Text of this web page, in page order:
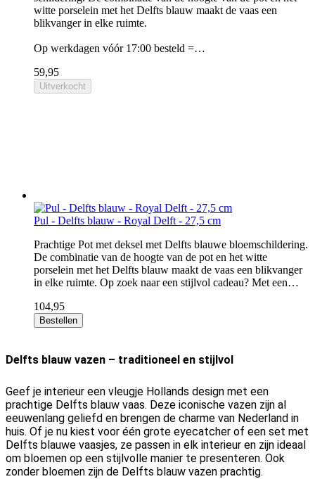
witte porselein met het Delfts blauw maakt de vaas een
blikvanger in elke ruimte.
Op werkdagen vóór 17:00 besteld =…
59,95
Uitverkocht
Pul - Delfts blauw - Royal Delft - 27,5 cm
Prachtige Pot met deksel met Delfts blauwe bloemschildering.
De combinatie van de hoogte van de pot en het witte
porselein met het Delfts blauw maakt de vaas een blikvanger
in elke ruimte. Op zoek naar een stijlvol cadeau? Met een…
104,95
Bestellen
Delfts blauw vazen – traditioneel en stijlvol
Geef je interieur een vleugje Hollands design met een
prachtige Delfts blauw vaas. Deze iconische vazen zijn al
eeuwenlang geliefd en brengen de charme van Nederland in
huis. Of je nu kiest voor één grote eyecatcher of een set met
Delfts blauwe vaasjes, ze passen in elk interieur en zijn ideaal
om bloemen op een stijlvolle manier te presenteren. Ook
zonder bloemen zijn de Delfts blauw vazen prachtig.